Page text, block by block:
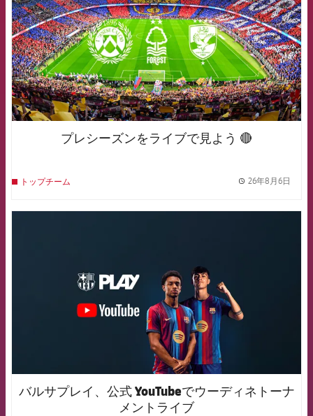
プレシーズンをライブで見よう 🔴
トップチーム 26年8月6日
バルサプレイ、公式 YouTubeでウーディネトーナ
メントライブ